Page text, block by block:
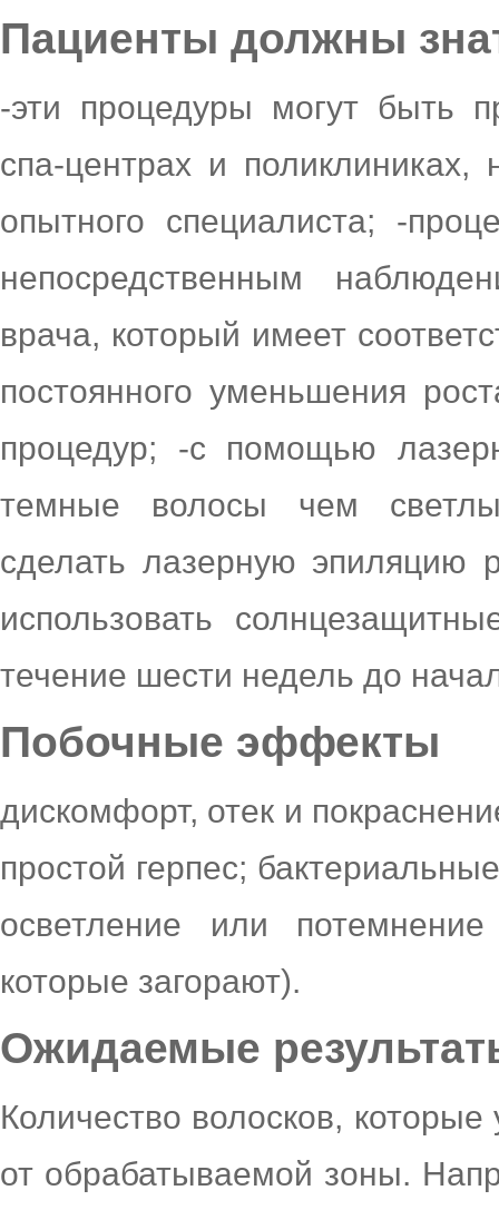
Пациенты должны
-эти процедуры могут быть
спа-центрах и
опытного специалиста; -
непосредственным
врача, который имеет
постоянного уменьшения
процедур; -с помощью
темные волосы чем
сделать лазерную эпиляцию
использовать
течение шести недель до
Побочные эффекты
дискомфорт, отек и
простой герпес;
осветление или
которые загорают).
Ожидаемые
Количество волосков,
от обрабатываемой зоны.